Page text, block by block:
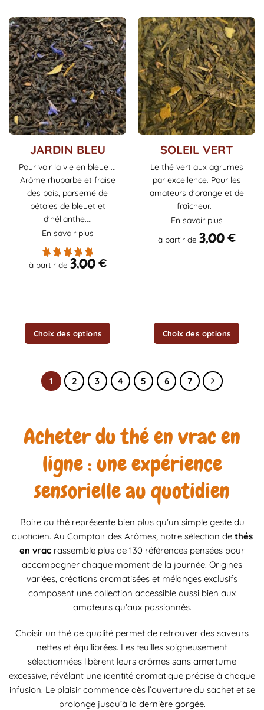
JARDIN BLEU
Pour voir la vie en bleue ...
Arôme rhubarbe et fraise
des bois, parsemé de
pétales de bleuet et
d'hélianthe....
En savoir plus
à partir de 3,00€
Choix des options
plusieurs
variations.
peuvent
SOLEIL VERT
Le thé vert aux agrumes
par excellence. Pour les
amateurs d'orange et de
fraîcheur.
En savoir plus
à partir de 3,00€
Choix des options
plusieurs
variations.
1 2 3 4 5 6 7
Acheter du thé en vrac en
ligne : une expérience
sensorielle au quotidien
Boire du thé représente bien plus qu’un simple geste du
quotidien. Au Comptoir des Arômes, notre sélection de thés
en vrac rassemble plus de 130 références pensées pour
accompagner chaque moment de la journée. Origines
variées, créations aromatisées et mélanges exclusifs
composent une collection accessible aussi bien aux
amateurs qu’aux passionnés.
Choisir un thé de qualité permet de retrouver des saveurs
nettes et équilibrées. Les feuilles soigneusement
sélectionnées libèrent leurs arômes sans amertume
excessive, révélant une identité aromatique précise à chaque
infusion. Le plaisir commence dès l’ouverture du sachet et se
prolonge jusqu’à la dernière gorgée.